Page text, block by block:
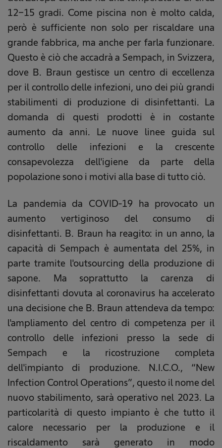
12-15 gradi. Come piscina non è molto calda,
però è sufficiente non solo per riscaldare una
grande fabbrica, ma anche per farla funzionare.
Questo è ciò che accadrà a Sempach, in Svizzera,
dove B. Braun gestisce un centro di eccellenza
per il controllo delle infezioni, uno dei più grandi
stabilimenti di produzione di disinfettanti. La
domanda di questi prodotti è in costante
aumento da anni. Le nuove linee guida sul
controllo delle infezioni e la crescente
consapevolezza dell'igiene da parte della
popolazione sono i motivi alla base di tutto ciò.
La pandemia da COVID-19 ha provocato un
aumento vertiginoso del consumo di
disinfettanti. B. Braun ha reagito: in un anno, la
capacità di Sempach è aumentata del 25%, in
parte tramite l'outsourcing della produzione di
sapone. Ma soprattutto la carenza di
disinfettanti dovuta al coronavirus ha accelerato
una decisione che B. Braun attendeva da tempo:
l'ampliamento del centro di competenza per il
controllo delle infezioni presso la sede di
Sempach e la ricostruzione completa
dell'impianto di produzione. N.I.C.O., “New
Infection Control Operations”, questo il nome del
nuovo stabilimento, sarà operativo nel 2023. La
particolarità di questo impianto è che tutto il
calore necessario per la produzione e il
riscaldamento sarà generato in modo